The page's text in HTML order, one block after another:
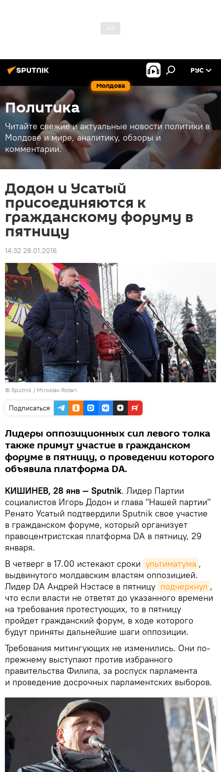
Молдова
РУС
Политика
Читайте свежие и актуальные новости политики в
Молдове и мире, аналитику, обзоры и
комментарии.
Додон и Усатый
присоединяются к
гражданскому форуму в
пятницу
14:32 28.01.2016
© Sputnik / Miroslav Rotari
Подписаться
Лидеры оппозиционных сил левого толка
также примут участие в гражданском
форуме в пятницу, о проведении которого
объявила платформа DA.
КИШИНЕВ, 28 янв — Sputnik. Лидер Партии
социалистов Игорь Додон и глава "Нашей партии"
Ренато Усатый подтвердили Sputnik свое участие
в гражданском форуме, который организует
правоцентристская платформа DA в пятницу, 29
января.
В четверг в 17.00 истекают сроки ультиматума ,
выдвинутого молдавским властям оппозицией.
Лидер DA Андрей Нэстасе в пятницу подчеркнул ,
что если власти не ответят до указанного времени
на требования протестующих, то в пятницу
пройдет гражданский форум, в ходе которого
будут приняты дальнейшие шаги оппозиции.
Требования митингующих не изменились. Они по-
прежнему выступают против избранного
правительства Филипа, за роспуск парламента
и проведение досрочных парламентских выборов.